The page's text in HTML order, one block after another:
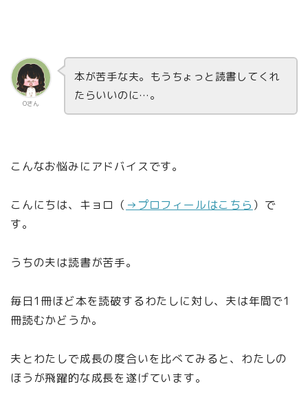
Oさん
本が苦手な夫。もうちょっと読書してくれ
たらいいのに…。
こんなお悩みにアドバイスです。
こんにちは、キョロ（ →プロフィールはこちら ）で
す。
うちの夫は読書が苦手。
毎日1冊ほど本を読破するわたしに対し、夫は年間で1
冊読むかどうか。
夫とわたしで成長の度合いを比べてみると、わたしの
ほうが飛躍的な成長を遂げています。